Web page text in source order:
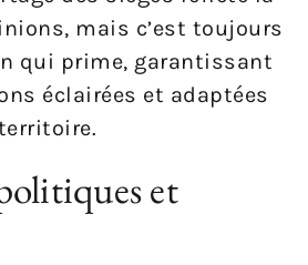
mais c’est toujours
qui prime, garantissant
éclairées et adaptées
et